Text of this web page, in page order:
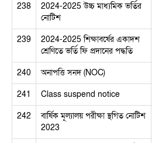
238
2024-2025 উচ্চ মাধ্যমিক ভর্তির
নোটিশ
239
2024-2025 শিক্ষাবর্ষের একাদশ
শ্রেণিতে ভর্তি ফি প্রদানের পদ্ধতি
240 অনাপত্তি সনদ (NOC)
241
Class suspend notice
242
বার্ষিক মূল্যালয় পরীক্ষা স্থগিত নোটিশ
2023